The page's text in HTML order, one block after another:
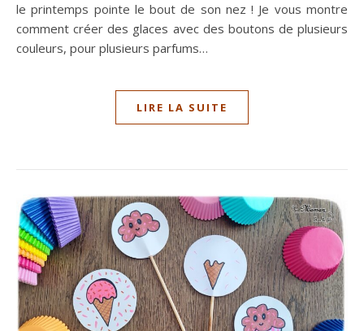
le printemps pointe le bout de son nez ! Je vous montre
comment créer des glaces avec des boutons de plusieurs
couleurs, pour plusieurs parfums…
LIRE LA SUITE